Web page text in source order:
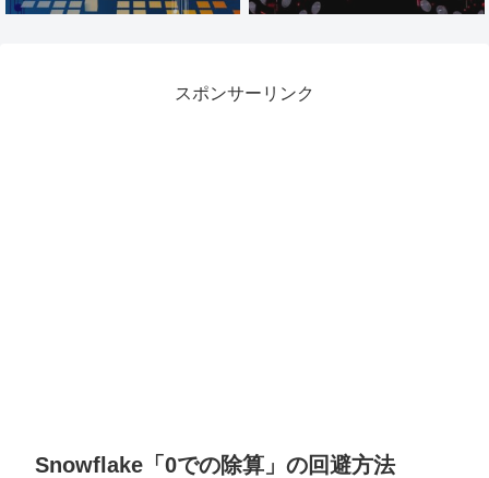
スポンサーリンク
Snowflake「0での除算」の回避方法